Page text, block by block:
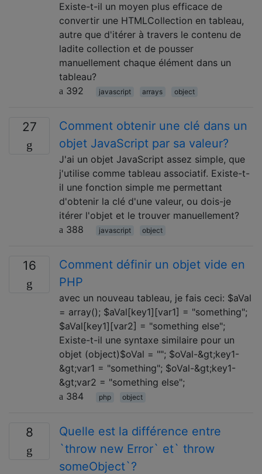
Existe-t-il un moyen plus efficace de
convertir une HTMLCollection en tableau,
autre que d'itérer à travers le contenu de
ladite collection et de pousser
manuellement chaque élément dans un
tableau?
392
javascript arrays object
27
Comment obtenir une clé dans un
objet JavaScript par sa valeur?
J'ai un objet JavaScript assez simple, que
j'utilise comme tableau associatif. Existe-t-
il une fonction simple me permettant
d'obtenir la clé d'une valeur, ou dois-je
itérer l'objet et le trouver manuellement?
388
javascript object
16
Comment définir un objet vide en
PHP
avec un nouveau tableau, je fais ceci: $aVal
= array(); $aVal[key1][var1] = "something";
$aVal[key1][var2] = "something else";
Existe-t-il une syntaxe similaire pour un
objet (object)$oVal = ""; $oVal-&gt;key1-
&gt;var1 = "something"; $oVal-&gt;key1-
&gt;var2 = "something else";
384
php object
8
Quelle est la différence entre
`throw new Error` et` throw
someObject`?